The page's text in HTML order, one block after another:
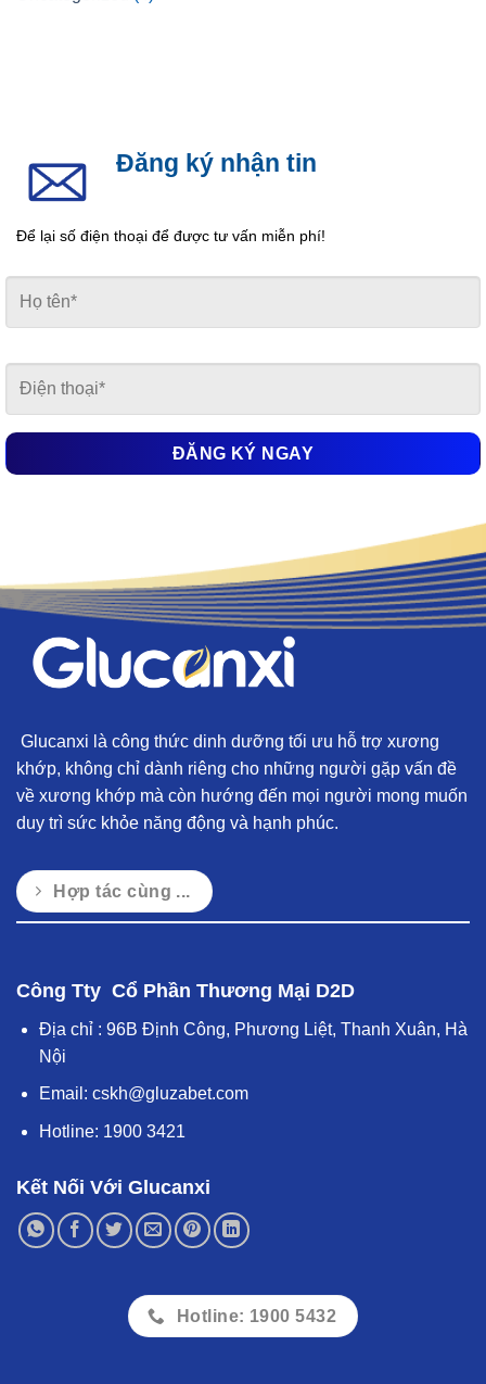
Đăng ký nhận tin
Để lại số điện thoại để được tư vấn miễn phí!
Glucanxi là công thức dinh dưỡng tối ưu hỗ trợ xương
khớp, không chỉ dành riêng cho những người gặp vấn đề
về xương khớp mà còn hướng đến mọi người mong muốn
duy trì sức khỏe năng động và hạnh phúc.
Hợp tác cùng ...
Công Tty Cổ Phần Thương Mại D2D
Địa chỉ : 96B Định Công, Phương Liệt, Thanh Xuân, Hà
Nội
Email: cskh@gluzabet.com
Hotline: 1900 3421
Kết Nối Với Glucanxi
Hotline: 1900 5432